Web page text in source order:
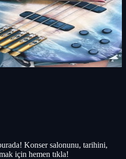
Konser salonunu, tarihini,
için hemen tıkla!